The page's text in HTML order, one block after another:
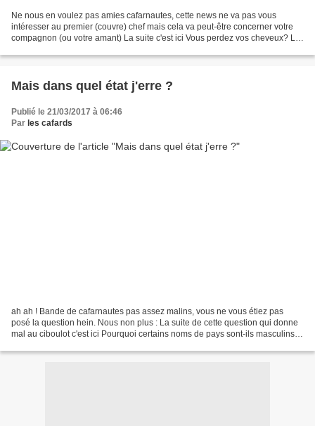
Ne nous en voulez pas amies cafarnautes, cette news ne va pas vous
intéresser au premier (couvre) chef mais cela va peut-être concerner votre
compagnon (ou votre amant) La suite c'est ici Vous perdez vos cheveux? La
Mais dans quel état j'erre ?
Publié le 21/03/2017 à 06:46
Par les cafards
ah ah ! Bande de cafarnautes pas assez malins, vous ne vous étiez pas
posé la question hein. Nous non plus : La suite de cette question qui donne
mal au ciboulot c'est ici Pourquoi certains noms de pays sont-ils masculins et